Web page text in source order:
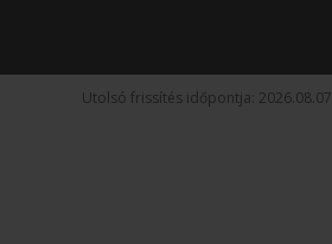
Utolsó frissítés időpontja: 2026.08.07